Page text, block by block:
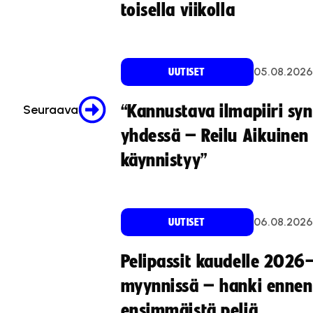
Seuraava
toisella viikolla
UUTISET 05.08.2026
“Kannustava ilmapiiri
yhdessä – Reilu
käynnistyy”
UUTISET 06.08.2026
Pelipassit kaudelle
myynnissä – hanki ennen